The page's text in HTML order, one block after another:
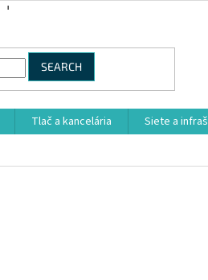
SEARCH
Tlač a kancelária Siete a